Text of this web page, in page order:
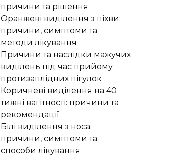
причини та рішення
Оранжеві виділення з піхви:
причини, симптоми та
методи лікування
Причини та наслідки мажучих
виділень під час прийому
протизаплідних пігулок
Коричневі виділення на 40
тижні вагітності: причини та
рекомендації
Білі виділення з носа:
причини, симптоми та
способи лікування